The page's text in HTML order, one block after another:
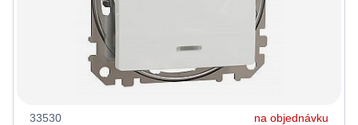
33530 na objednávku